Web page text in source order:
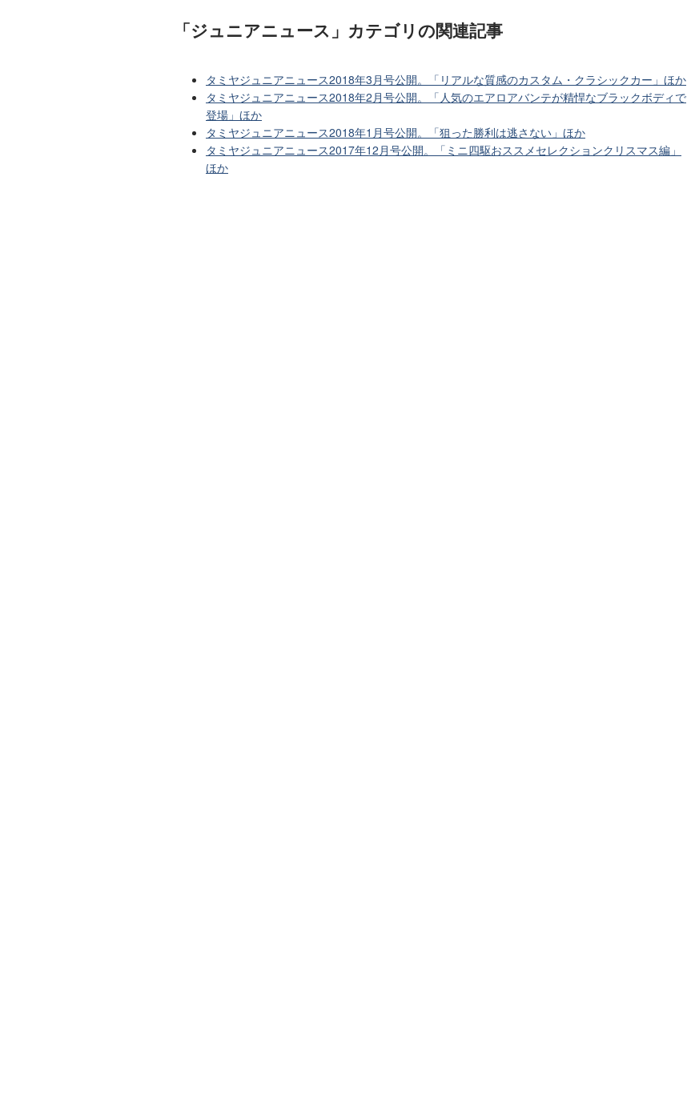
「ジュニアニュース」カテゴリの関連記事
タミヤジュニアニュース2018年3月号公開。「リアルな質感のカスタム・クラシックカー」ほか
タミヤジュニアニュース2018年2月号公開。「人気のエアロアバンテが精悍なブラックボディで
登場」ほか
タミヤジュニアニュース2018年1月号公開。「狙った勝利は逃さない」ほか
タミヤジュニアニュース2017年12月号公開。「ミニ四駆おススメセレクションクリスマス編」
ほか